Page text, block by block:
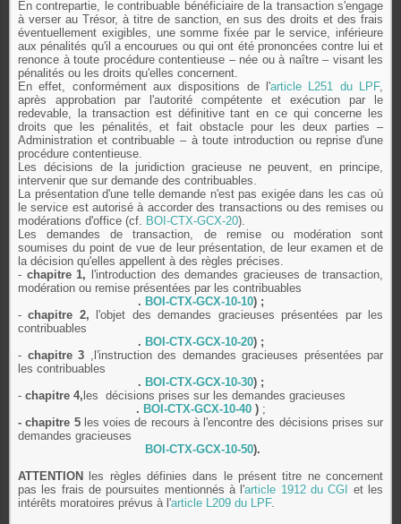
En contrepartie, le contribuable bénéficiaire de la transaction s'engage
à verser au Trésor, à titre de sanction, en sus des droits et des frais
éventuellement exigibles, une somme fixée par le service, inférieure
aux pénalités qu'il a encourues ou qui ont été prononcées contre lui et
renonce à toute procédure contentieuse – née ou à naître – visant les
pénalités ou les droits qu'elles concernent.
En effet, conformément aux dispositions de l'article L251 du LPF,
après approbation par l'autorité compétente et exécution par le
redevable, la transaction est définitive tant en ce qui concerne les
droits que les pénalités, et fait obstacle pour les deux parties –
Administration et contribuable – à toute introduction ou reprise d'une
procédure contentieuse.
Les décisions de la juridiction gracieuse ne peuvent, en principe,
intervenir que sur demande des contribuables.
La présentation d'une telle demande n'est pas exigée dans les cas où
le service est autorisé à accorder des transactions ou des remises ou
modérations d'office (cf. BOI-CTX-GCX-20).
Les demandes de transaction, de remise ou modération sont
soumises du point de vue de leur présentation, de leur examen et de
la décision qu'elles appellent à des règles précises.
- chapitre 1, l'introduction des demandes gracieuses de transaction,
modération ou remise présentées par les contribuables
. BOI-CTX-GCX-10-10) ;
-chapitre 2, l'objet des demandes gracieuses présentées par les
contribuables
. BOI-CTX-GCX-10-20) ;
- chapitre 3 ,l'instruction des demandes gracieuses présentées par
les contribuables
. BOI-CTX-GCX-10-30) ;
- chapitre 4, les décisions prises sur les demandes gracieuses
. BOI-CTX-GCX-10-40) ;
- chapitre 5 les voies de recours à l'encontre des décisions prises sur
demandes gracieuses
BOI-CTX-GCX-10-50).
ATTENTION
les règles définies dans le présent titre ne concernent
pas les frais de poursuites mentionnés à l'article 1912 du CGI
et les
intérêts moratoires prévus à l'article L209 du LPF.